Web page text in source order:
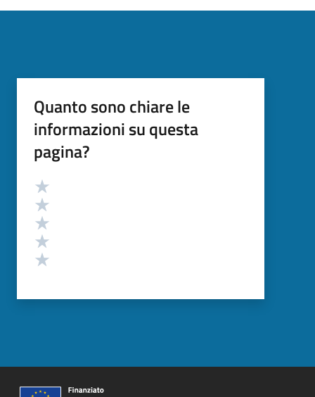
Quanto sono chiare le
informazioni su questa
pagina?
Valutazione